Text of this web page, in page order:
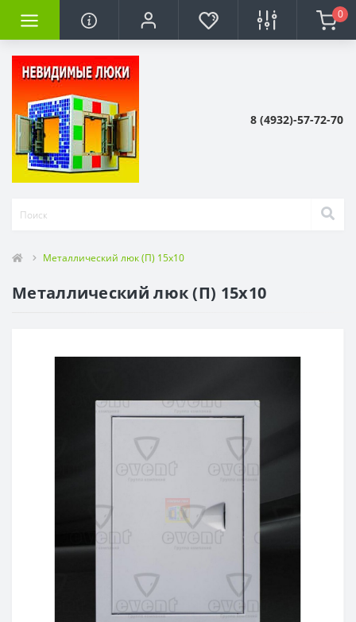
0
8 (4932)-57-72-70
Металлический люк (П) 15x10
Металлический люк (П) 15x10